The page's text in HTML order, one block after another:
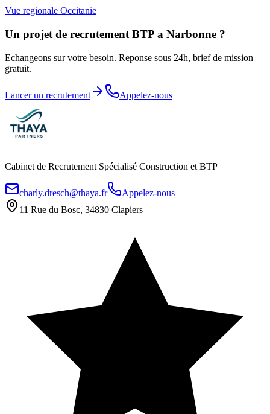
Vue regionale Occitanie
Un projet de recrutement BTP a Narbonne ?
Echangeons sur votre besoin. Reponse sous 24h, brief de mission
gratuit.
Lancer un recrutement Appelez-nous
Cabinet de Recrutement Spécialisé Construction et BTP
charly.dresch@thaya.fr
Appelez-nous
11 Rue du Bosc, 34830 Clapiers